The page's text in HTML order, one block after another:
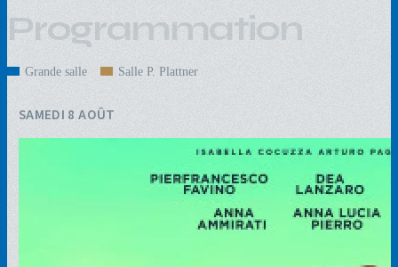
Programmation
Grande salle Salle P. Plattner
SAMEDI 8 AOÛT
Napoli - New York
16+